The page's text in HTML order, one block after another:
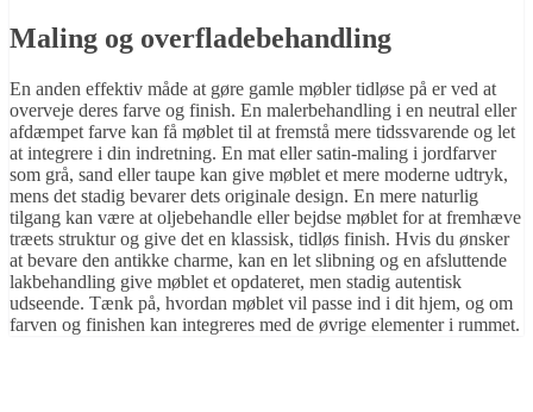
Maling og overfladebehandling
En anden effektiv måde at gøre gamle møbler tidløse på er ved at
overveje deres farve og finish. En malerbehandling i en neutral eller
afdæmpet farve kan få møblet til at fremstå mere tidssvarende og let
at integrere i din indretning. En mat eller satin-maling i jordfarver
som grå, sand eller taupe kan give møblet et mere moderne udtryk,
mens det stadig bevarer dets originale design. En mere naturlig
tilgang kan være at oljebehandle eller bejdse møblet for at fremhæve
træets struktur og give det en klassisk, tidløs finish. Hvis du ønsker
at bevare den antikke charme, kan en let slibning og en afsluttende
lakbehandling give møblet et opdateret, men stadig autentisk
udseende. Tænk på, hvordan møblet vil passe ind i dit hjem, og om
farven og finishen kan integreres med de øvrige elementer i rummet.